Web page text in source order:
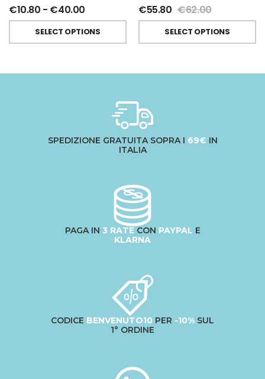
€10.80 - €40.00
SELECT OPTIONS
€55.80 €62.00
SELECT OPTIONS
SPEDIZIONE GRATUITA SOPRA I 69€ IN
ITALIA
PAGA IN 3 RATECON PAYPAL E
KLARNA
CODICE BENVENUTO10 PER -10% SUL
1° ORDINE